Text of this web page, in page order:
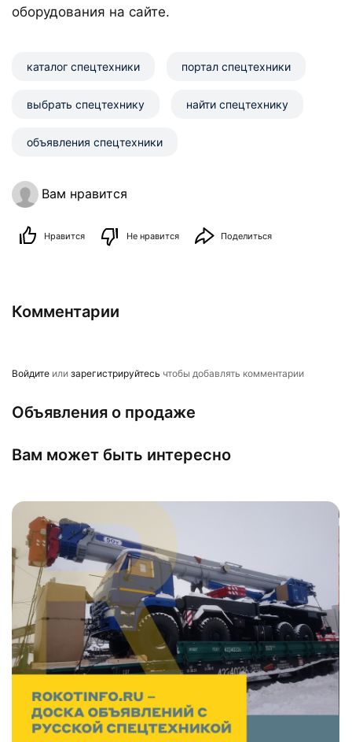
оборудования на сайте.
каталог спецтехники портал спецтехники
выбрать спецтехнику найти спецтехнику
объявления спецтехники
Вам нравится
Нравится Не нравится Поделиться
Комментарии
Войдите или зарегистрируйтесь чтобы добавлять комментарии
Объявления о продаже
Вам может быть интересно